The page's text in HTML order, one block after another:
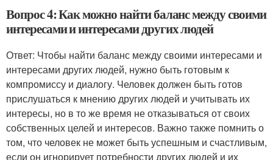
Вопрос 4: Как можно найти баланс между своими
интересами и интересами других людей
Ответ: Чтобы найти баланс между своими интересами и
интересами других людей, нужно быть готовым к
компромиссу и диалогу. Человек должен быть готов
прислушаться к мнению других людей и учитывать их
интересы, но в то же время не отказываться от своих
собственных целей и интересов. Важно также помнить о
том, что человек не может быть успешным и счастливым,
если он игнорирует потребности других людей и их